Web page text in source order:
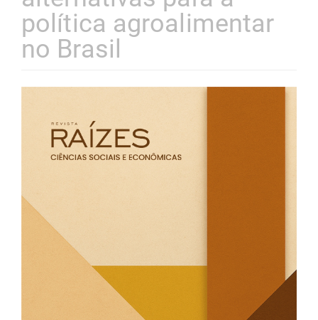
política agroalimentar
no Brasil
lateral
de
artigos